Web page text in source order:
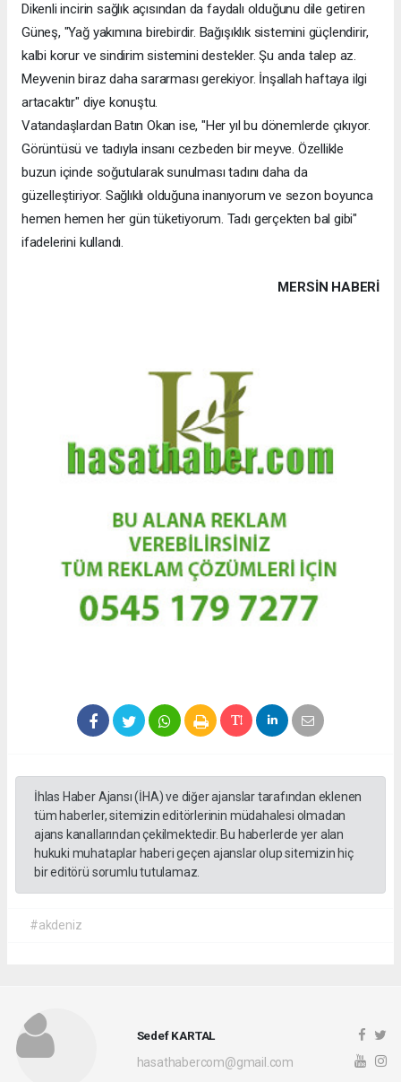
Dikenli incirin sağlık açısından da faydalı olduğunu dile getiren
Güneş, "Yağ yakımına birebirdir. Bağışıklık sistemini güçlendirir,
kalbi korur ve sindirim sistemini destekler. Şu anda talep az.
Meyvenin biraz daha sararması gerekiyor. İnşallah haftaya ilgi
artacaktır" diye konuştu.
Vatandaşlardan Batın Okan ise, "Her yıl bu dönemlerde çıkıyor.
Görüntüsü ve tadıyla insanı cezbeden bir meyve. Özellikle
buzun içinde soğutularak sunulması tadını daha da
güzelleştiriyor. Sağlıklı olduğuna inanıyorum ve sezon boyunca
hemen hemen her gün tüketiyorum. Tadı gerçekten bal gibi"
ifadelerini kullandı.
MERSIN HABERİ
İhlas Haber Ajansı (İHA) ve diğer ajanslar tarafından eklenen
tüm haberler, sitemizin editörlerinin müdahalesi olmadan
ajans kanallarından çekilmektedir. Bu haberlerde yer alan
hukuki muhataplar haberi geçen ajanslar olup sitemizin hiç
bir editörü sorumlu tutulamaz.
#akdeniz
Sedef KARTAL
hasathabercom@gmail.com